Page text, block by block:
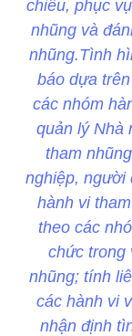
chiếu, phục
nhũng và
nhũng.Tình
báo dựa
các nhóm
quản lý Nhà
tham
nghiệp, người
hành vi
theo các
chức trong
nhũng; tính
các hành vi
nhận định